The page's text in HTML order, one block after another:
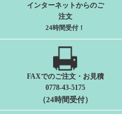
インターネットからのご
注文
24時間受付 ！
FAXでのご注文・お見積
0778-43-5175
（24時間受付）